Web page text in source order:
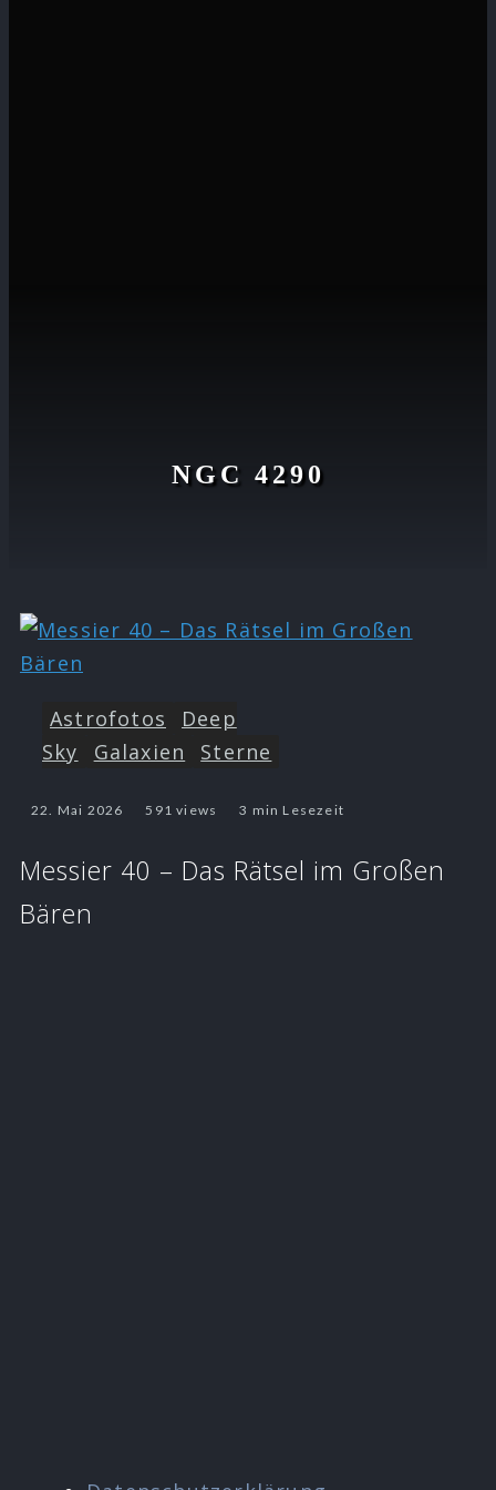
NGC 4290
Astrofotos
Deep
Sky
Galaxien Sterne
22. Mai 2026 591 views 3 min Lesezeit
Messier 40 – Das Rätsel im Großen
Bären